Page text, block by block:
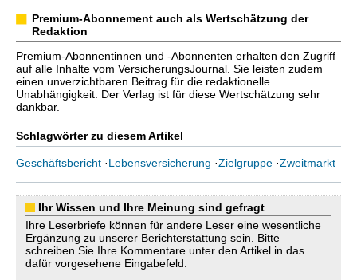
Premium-Abonnement auch als Wertschätzung der
Redaktion
Premium-Abonnentinnen und -Abonnenten erhalten den Zugriff
auf alle Inhalte vom VersicherungsJournal. Sie leisten zudem
einen unverzichtbaren Beitrag für die redaktionelle
Unabhängigkeit. Der Verlag ist für diese Wertschätzung sehr
dankbar.
Schlagwörter zu diesem Artikel
Geschäftsbericht ·Lebensversicherung ·Zielgruppe ·Zweitmarkt
Ihr Wissen und Ihre Meinung sind gefragt
Ihre Leserbriefe können für andere Leser eine wesentliche
Ergänzung zu unserer Berichterstattung sein. Bitte
schreiben Sie Ihre Kommentare unter den Artikel in das
dafür vorgesehene Eingabefeld.